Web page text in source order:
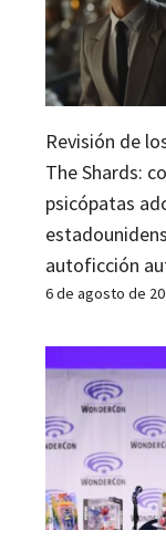
Revisión de
The Shards:
psicópatas
autoficción
6 de agosto de